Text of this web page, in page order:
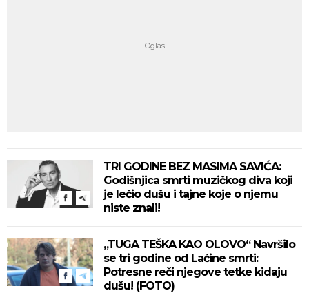
TRI GODINE BEZ MASIMA SAVIĆA:
Godišnjica smrti muzičkog diva koji
je lečio dušu i tajne koje o njemu
niste znali!
„TUGA TEŠKA KAO OLOVO“ Navršilo
se tri godine od Laćine smrti:
Potresne reči njegove tetke kidaju
dušu! (FOTO)